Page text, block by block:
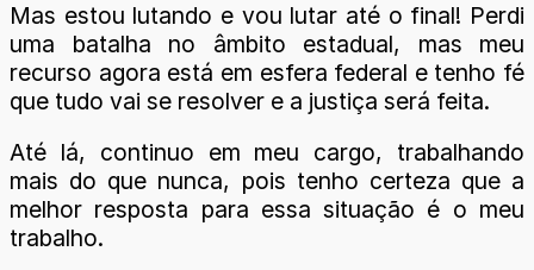
Mas estou lutando e vou lutar até o final! Perdi
uma batalha no âmbito estadual, mas meu
recurso agora está em esfera federal e tenho fé
que tudo vai se resolver e a justiça será feita.
Até lá, continuo em meu cargo, trabalhando
mais do que nunca, pois tenho certeza que a
melhor resposta para essa situação é o meu
trabalho.